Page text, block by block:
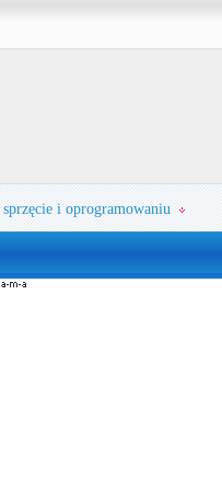
i oprogramowaniu